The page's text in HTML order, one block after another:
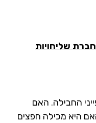
שליחויות
האם
מכילה חפצים